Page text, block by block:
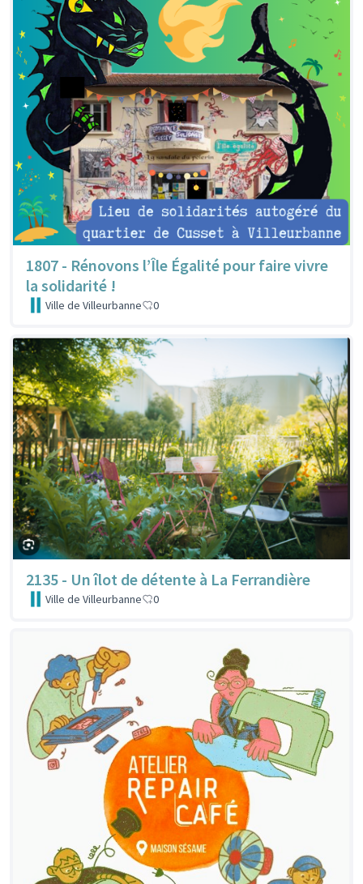
1807 - Rénovons l’Île Égalité pour faire vivre
la solidarité !
Ville de Villeurbanne 0
2135 - Un îlot de détente à La Ferrandière
Ville de Villeurbanne 0